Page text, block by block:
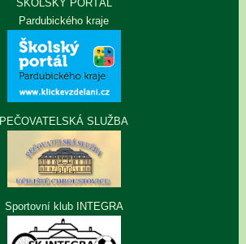
ŠKOLSKÝ PORTÁL
Pardubického kraje
PEČOVATELSKÁ SLUŽBA
Sportovní klub INTEGRA